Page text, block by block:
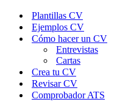
Plantillas CV
Ejemplos CV
Cómo hacer un CV
Entrevistas
Cartas
Crea tu CV
Revisar CV
Comprobador ATS